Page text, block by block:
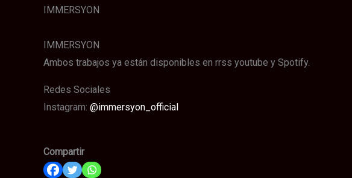
IMMERSYON
IMMERSYON
Ambos trabajos ya están disponibles en rrss youtube y Spotify.
Redes Sociales
Instagram: @immersyon_official
Compartir